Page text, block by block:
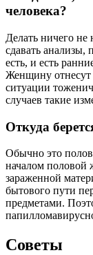
человека?
Делать ничего не
сдавать анализы,
есть, и есть
Женщину отнесут
ситуации
случаев такие
Откуда
Обычно это
началом половой
зараженной
бытового пути
предметами.
Советы